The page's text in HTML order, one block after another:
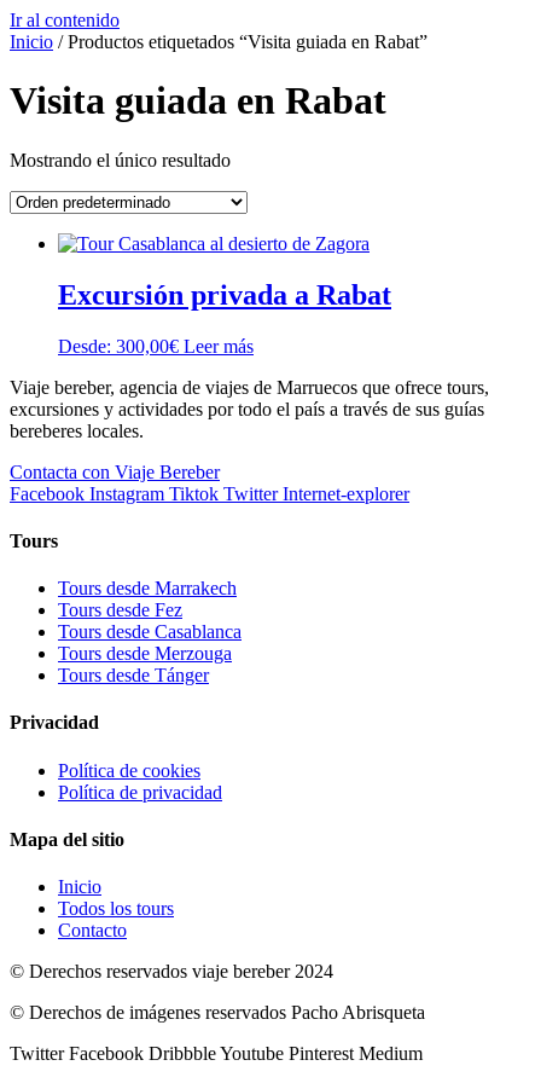
Ir al contenido
Inicio / Productos etiquetados “Visita guiada en Rabat”
Visita guiada en Rabat
Mostrando el único resultado
Excursión privada a Rabat
Desde: 300,00€ Leer más
Viaje bereber, agencia de viajes de Marruecos que ofrece tours,
excursiones y actividades por todo el país a través de sus guías
bereberes locales.
Contacta con Viaje Bereber
Facebook Instagram Tiktok Twitter Internet-explorer
Tours
Tours desde Marrakech
Tours desde Fez
Tours desde Casablanca
Tours desde Merzouga
Tours desde Tánger
Privacidad
Política de cookies
Política de privacidad
Mapa del sitio
Inicio
Todos los tours
Contacto
© Derechos reservados viaje bereber 2024
© Derechos de imágenes reservados Pacho Abrisqueta
Twitter Facebook DribbbleYoutube Pinterest Medium